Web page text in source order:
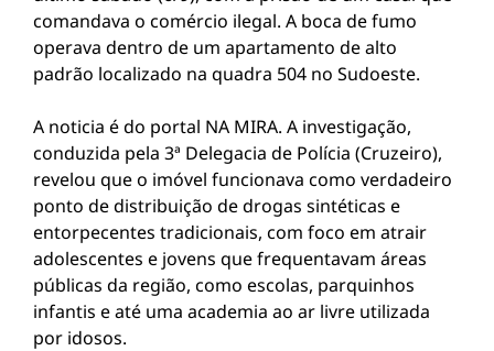
comandava o comércio ilegal. A boca de fumo
operava dentro de um apartamento de alto
padrão localizado na quadra 504 no Sudoeste.
A noticia é do portal NA MIRA. A investigação,
conduzida pela 3ª Delegacia de Polícia (Cruzeiro),
revelou que o imóvel funcionava como verdadeiro
ponto de distribuição de drogas sintéticas e
entorpecentes tradicionais, com foco em atrair
adolescentes e jovens que frequentavam áreas
públicas da região, como escolas, parquinhos
infantis e até uma academia ao ar livre utilizada
por idosos.